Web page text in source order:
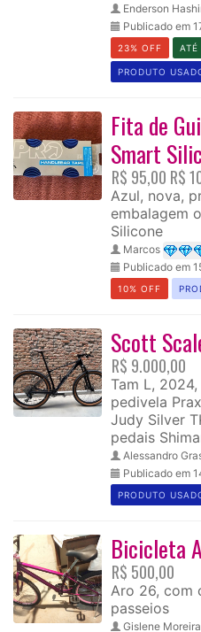
Enderson
Publicado em
23% OFF
PRODUTO
Fita de
Smart
R$ 95,00 R$
Azul, nova,
embalagem
Silicone
Marcos
Publicado em
10% OFF
Scott
R$ 9.000,00
Tam L,
pedivela
Judy Silver
pedais
Alessandro
Publicado em
PRODUTO
Bicicleta
R$ 500,00
Aro 26, com
passeios
Gislene Moreira